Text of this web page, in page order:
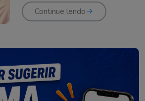
Continue lendo